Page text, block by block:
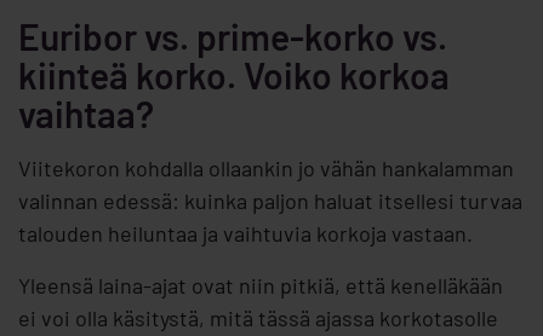
Euribor vs. prime-korko vs.
kiinteä korko. Voiko korkoa
vaihtaa?
Viitekoron kohdalla ollaankin jo vähän hankalamman
valinnan edessä: kuinka paljon haluat itsellesi turvaa
talouden heiluntaa ja vaihtuvia korkoja vastaan.
Yleensä laina-ajat ovat niin pitkiä, että kenelläkään
ei voi olla käsitystä, mitä tässä ajassa korkotasolle